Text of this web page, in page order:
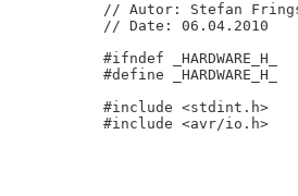
// Autor: Stefan Frings
// Date: 06.04.2010
#ifndef _HARDWARE_H_
#define _HARDWARE_H_
#include <stdint.h>
#include <avr/io.h>